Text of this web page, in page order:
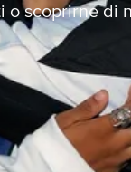
o scoprirne di